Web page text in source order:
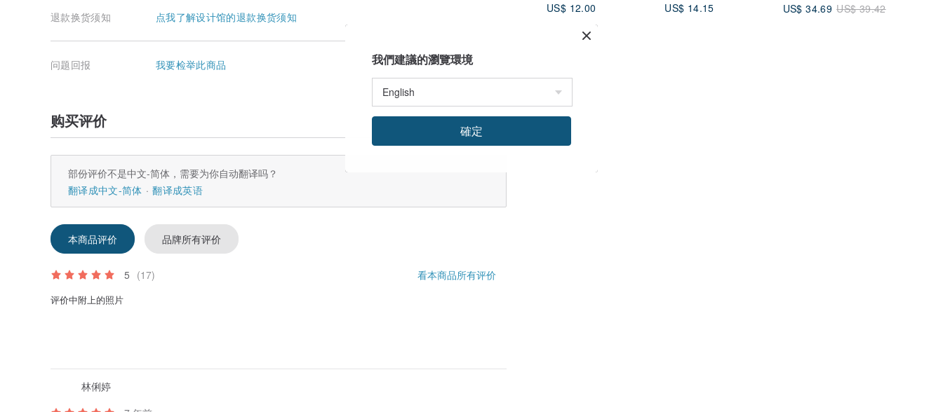
US$ 12.00
US$ 14.15
US$ 34.69 US$ 39.42
退款换货须知 点我了解设计馆的退款换货须知
问题回报 我要检举此商品
购买评价
部份评价不是中文-简体，需要为你自动翻译吗？
翻译成中文-简体
翻译成英语
本商品评价 品牌所有评价
5 (17) 看本商品所有评价
评价中附上的照片
林俐婷
我們建議的瀏覽環境
確定